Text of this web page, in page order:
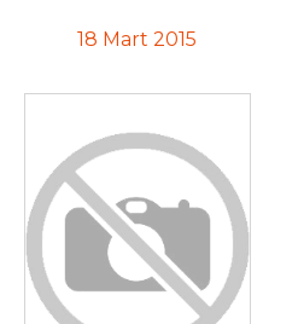
18 Mart 2015